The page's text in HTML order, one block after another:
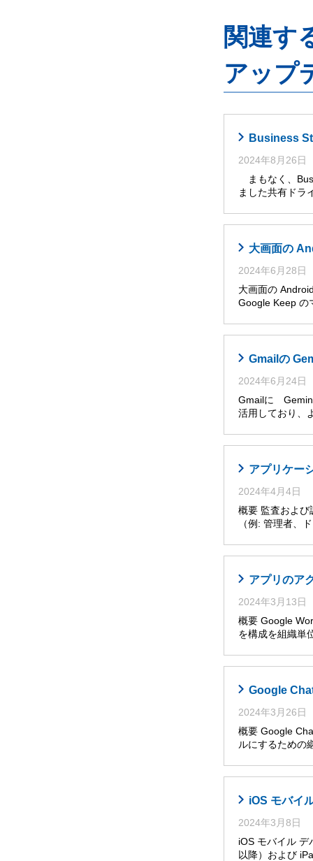
関連す
アップ
Business
2024年8月26日
まもなく、
ました共有ドラ
大画面の
2024年6月28日
大画面の
Google Keep の
Gmailの
2024年6月24日
Gmailに Gemini
活用しており、
アプリケー
2024年4月4日
概要 監査および
（例: 管理者、
アプリのア
2024年3月13日
概要 Google
を構成を組織単
Google
2024年3月26日
概要 Google
ルにするための
iOS モバイ
2024年3月8日
iOS モバイル デ
以降）および